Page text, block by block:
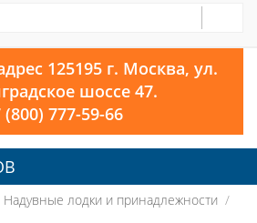
125195 г. Москва, ул.
шоссе 47.
(800) 777-59-66
Надувные лодки и принадлежности